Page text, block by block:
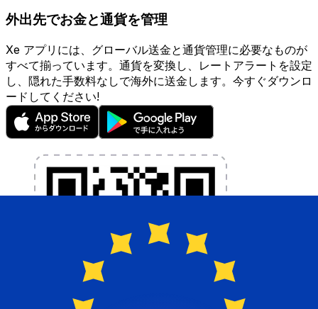
外出先でお金と通貨を管理
Xe アプリには、グローバル送金と通貨管理に必要なものが
すべて揃っています。通貨を変換し、レートアラートを設定
し、隠れた手数料なしで海外に送金します。今すぐダウンロ
ードしてください!